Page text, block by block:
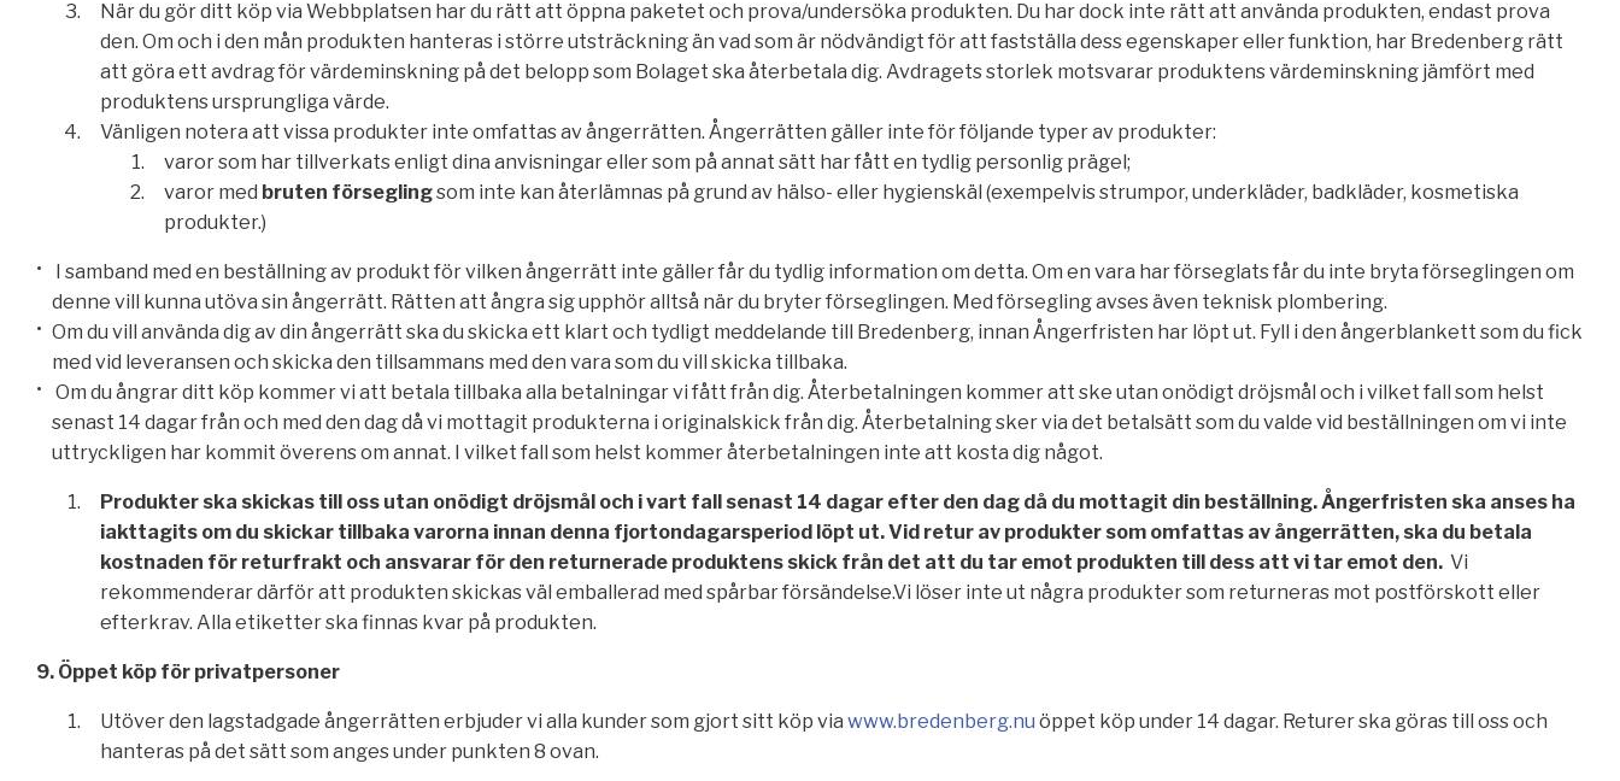
När du gör ditt köp via Webbplatsen har du rätt att öppna paketet och prova/undersöka produkten. Du har dock inte rätt att använda produkten, endast prova
den. Om och i den mån produkten hanteras i större utsträckning än vad som är nödvändigt för att fastställa dess egenskaper eller funktion, har Bredenberg rätt
att göra ett avdrag för värdeminskning på det belopp som Bolaget ska återbetala dig. Avdragets storlek motsvarar produktens värdeminskning jämfört med
produktens ursprungliga värde.
Vänligen notera att vissa produkter inte omfattas av ångerrätten. Ångerrätten gäller inte för följande typer av produkter:
varor som har tillverkats enligt dina anvisningar eller som på annat sätt har fått en tydlig personlig prägel;
varor med bruten förseglingsom inte kan återlämnas på grund av hälso- eller hygienskäl (exempelvis strumpor, underkläder, badkläder, kosmetiska
produkter.)
I samband med en beställning av produkt för vilken ångerrätt inte gäller får du tydlig information om detta. Om en vara har förseglats får du inte bryta förseglingen om
denne vill kunna utöva sin ångerrätt. Rätten att ångra sig upphör alltså när du bryter förseglingen. Med försegling avses även teknisk plombering.
Om du vill använda dig av din ångerrätt ska du skicka ett klart och tydligt meddelande till Bredenberg, innan Ångerfristen har löpt ut. Fyll i den ångerblankett som du fick
med vid leveransen och skicka den tillsammans med den vara som du vill skicka tillbaka.
Om du ångrar ditt köp kommer vi att betala tillbaka alla betalningar vi fått från dig. Återbetalningen kommer att ske utan onödigt dröjsmål och i vilket fall som helst
senast 14 dagar från och med den dag då vi mottagit produkterna i originalskick från dig. Återbetalning sker via det betalsätt som du valde vid beställningen om vi inte
uttryckligen har kommit överens om annat. I vilket fall som helst kommer återbetalningen inte att kosta dig något.
Produkter ska skickas till oss utan onödigt dröjsmål och i vart fall senast 14 dagar efter den dag då du mottagit din beställning. Ångerfristen ska anses ha
iakttagits om du skickar tillbaka varorna innan denna fjortondagarsperiod löpt ut. Vid retur av produkter som omfattas av ångerrätten, ska du betala
kostnaden för returfrakt och ansvarar för den returnerade produktens skick från det att du tar emot produkten till dess att vi tar emot den. Vi
rekommenderar därför att produkten skickas väl emballerad med spårbar försändelse.Vi löser inte ut några produkter som returneras mot postförskott eller
efterkrav. Alla etiketter ska finnas kvar på produkten.
9. Öppet köp för privatpersoner
Utöver den lagstadgade ångerrätten erbjuder vi alla kunder som gjort sitt köp via www.bredenberg.nu öppet köp under 14 dagar. Returer ska göras till oss och
hanteras på det sätt som anges under punkten 8 ovan.